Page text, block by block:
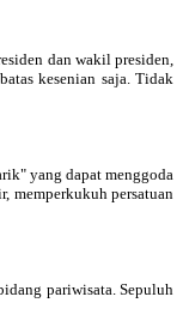
dan wakil presiden,
kesenian saja. Tidak
yang dapat menggoda
memperkukuh persatuan
pariwisata. Sepuluh